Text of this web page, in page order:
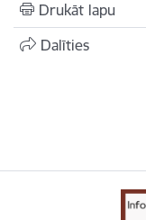
Drukāt lapu
Dalīties